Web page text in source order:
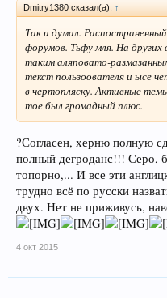
Dmitry1380 сказал(а): ↑
Так и думал.
форумов. Тьфу мля. На
таким аляповато-
текст пользоователя и ысе
в чертопляску. Активные
тое был громадный плюс.
?Согласен, херню полную
полный дегроданс!!! Серо,
топорно,... И все эти
трудно всё по русски
двух. Нет не приживусь,
4 окт 2015